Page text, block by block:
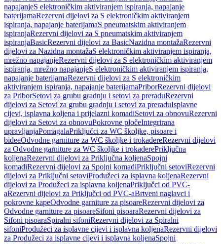
napajanjeS elektroničkim aktiviranjem ispiranja, napajanje
baterijamaRezervni dijelovi za S elektroničkim aktiviranjem
ispiranja, napajanje baterijamaS pneumatskim aktiviranjem
ispiranjaRezervni dijelovi za S pneumatskim aktiviranjem
ispiranjaBasicRezervni dijelovi za BasicNazidna montažaRezervni
dijelovi za Nazidna montažaS elektroničkim aktiviranjem ispiranja,
mrežno napajanjeRezervni dijelovi za S elektroničkim aktiviranjem
ispiranja, mrežno napajanjeS elektroničkim aktiviranjem ispiranja,
napajanje baterijamaRezervni dijelovi za S elektroničkim
aktiviranjem ispiranja, napajanje baterijamaPriborRezervni dijelovi
za PriborSetovi za grubu gradnju i setovi za preraduRezervni
dijelovi za Setovi za grubu gradnju i setovi za preraduIsplavne
cijevi, isplavna koljena i prijelazni komadiSetovi za obnovuRezervni
dijelovi za Setovi za obnovuPokrovne pločeIntegrirana
upravljanjaPomagalaPriključci za WC školjke, pisoare i
bideeOdvodne garniture za WC školjke i trokadereRezervni dijelovi
za Odvodne garniture za WC školjke i trokaderePriključna
koljenaRezervni dijelovi za Priključna koljenaSpojni
komadiRezervni dijelovi za Spojni komadiPriključni setoviRezervni
dijelovi za Priključni setoviProdužeci za isplavna koljenaRezervni
dijelovi za Produžeci za isplavna koljenaPriključci od PVC-
aRezervni dijelovi za Priključci od PVC-aBrtveni naglavci i
pokrovne kapeOdvodne garniture za pisoareRezervni dijelovi za
Odvodne garniture za pisoareSifoni pisoaraRezervni dijelovi za
Sifoni pisoaraSpiralni sifoniRezervni dijelovi za Spiralni
sifoniProdužeci za isplavne cijevi i isplavna koljenaRezervni dijelovi
za Produžeci za isplavne cijevi i isplavna koljenaSpojni